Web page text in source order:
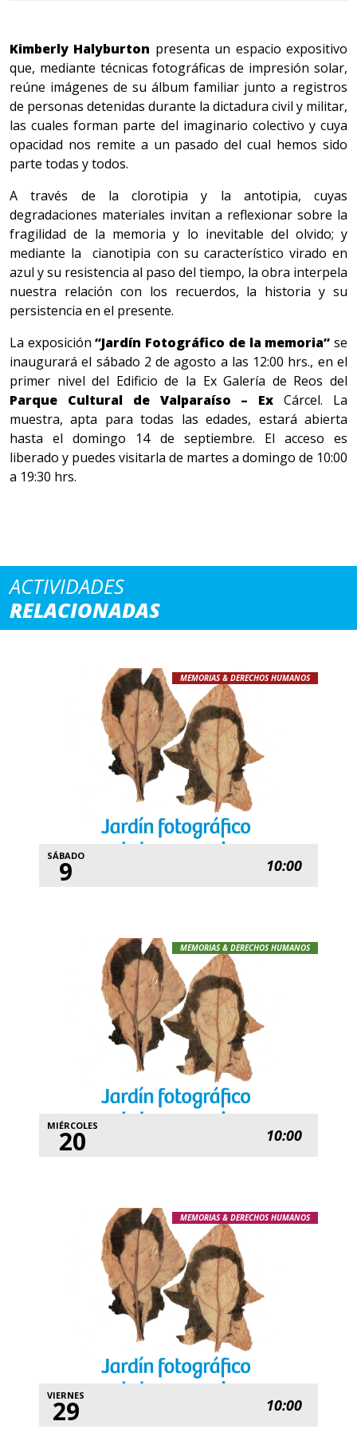
Kimberly Halyburton presenta un espacio expositivo
que, mediante técnicas fotográficas de impresión solar,
reúne imágenes de su álbum familiar junto a registros
de personas detenidas durante la dictadura civil y militar,
las cuales forman parte del imaginario colectivo y cuya
opacidad nos remite a un pasado del cual hemos sido
parte todas y todos.
A través de la
clorotipia y la antotipia, cuyas
degradaciones materiales invitan a reflexionar sobre la
fragilidad de la memoria y lo inevitable del olvido; y
mediante la cianotipia con su característico virado en
azul y su resistencia al paso del tiempo, la obra interpela
nuestra relación con los recuerdos, la historia y su
persistencia en el presente.
La exposición“Jardín Fotográfico de la memoria” se
inaugurará el sábado 2 de agosto a las 12:00 hrs., en el
primer nivel del Edificio de la Ex Galería de Reos del
Parque Cultural de Valparaíso – Ex Cárcel. La
muestra, apta para todas las edades, estará abierta
hasta el domingo 14 de septiembre. El acceso es
liberado y puedes visitarla de martes a domingo de 10:00
a 19:30 hrs.
ACTIVIDADES
RELACIONADAS
MEMORIAS & DERECHOS HUMANOS
SÁBADO
9 10:00
MEMORIAS & DERECHOS HUMANOS
MIÉRCOLES
20 10:00
MEMORIAS & DERECHOS HUMANOS
VIERNES
29 10:00